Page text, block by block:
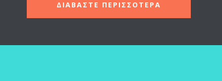
ΔΙΑΒΑΣΤΕ ΠΕΡΙΣΣΟΤΕΡΑ